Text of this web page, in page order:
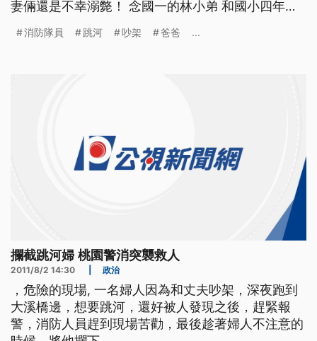
妻倆還是不幸溺斃！ 念國一的林小弟 和國小四年級
情 爸爸媽媽當著他們的面吵架 媽媽跳河 爸爸也跳下
消防隊員 跳河 吵架 爸爸 ...
攔截跳河婦 桃園警消突襲救人
2011/8/2 14:30 政治
，危險的現場, 一名婦人因為和丈夫吵架，深夜跑到
大溪橋邊，想要跳河，還好被人發現之後，趕緊報
警，消防人員趕到現場苦勸，最後趁著婦人不注意的